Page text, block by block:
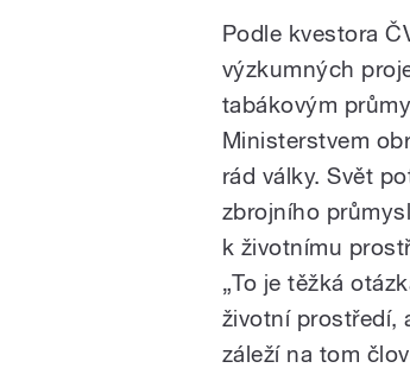
Podle kvestora
výzkumných
tabákovým
Ministerstvem
rád války. Svět
zbrojního
k životnímu
„To je těžká
životní prostředí,
záleží na tom